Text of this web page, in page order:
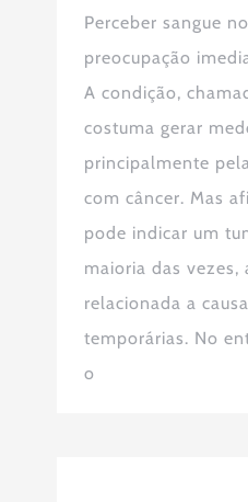
Perceber sangue
preocupação
A condição,
costuma gerar
principalmente
com câncer. Mas
pode indicar um
maioria das vezes,
relacionada a
temporárias. No
o